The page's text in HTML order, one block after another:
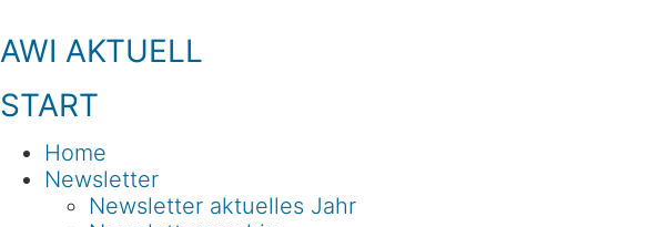
Inhalt
springen
AWI AKTUELL
START
Home
Newsletter
Newsletter aktuelles Jahr